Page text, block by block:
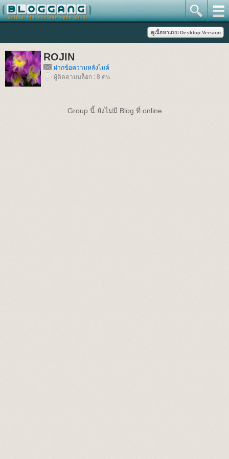
ROJIN
ฝากข้อความหลังไมค์
ผู้ติดตามบล็อก : 8 คน
Group นี้ ยังไม่มี Blog ที่ online